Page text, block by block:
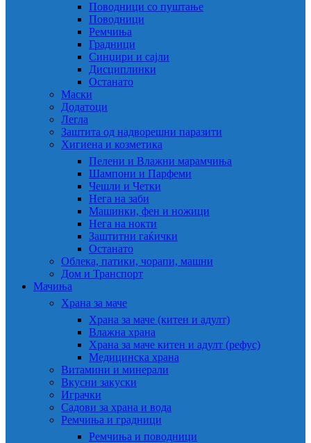
Поводници со пуштање
Поводници
Ремчиња
Градници
Синџири и сајли
Дисциплинки
Останато
Маски
Додатоци
Легла
Заштита од надворешни паразити
Хигиена и козметика
Пелени и Влажни марамчиња
Шампони и Парфеми
Чешли и Четки
Нега на заби
Машинки, фен и ножици
Нега на нокти
Заштитни гаќички
Останато
Облека, патики, чорапи, машни
Дом и Транспорт
Мачиња
Храна за маче
Храна за маче (китен и адулт)
Влажна храна
Храна за маче китен и адулт (рефус)
Медицинска храна
Витамини и минерали
Вкусни закуски
Играчки
Садови за храна и вода
Ремчиња и градници
Ремчиња и поводници